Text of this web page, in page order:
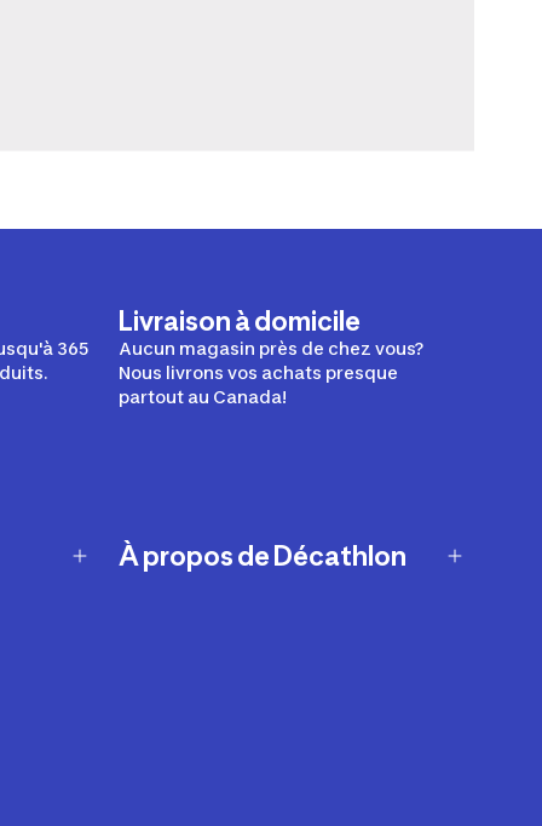
365
Livraison à domicile
Aucun magasin près de chez vous?
Nous livrons vos achats presque
partout au Canada!
À propos de Décathlon